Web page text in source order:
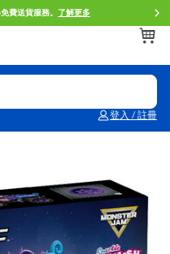
費送貨服務。 了解更多
登入 / 註冊
具
列